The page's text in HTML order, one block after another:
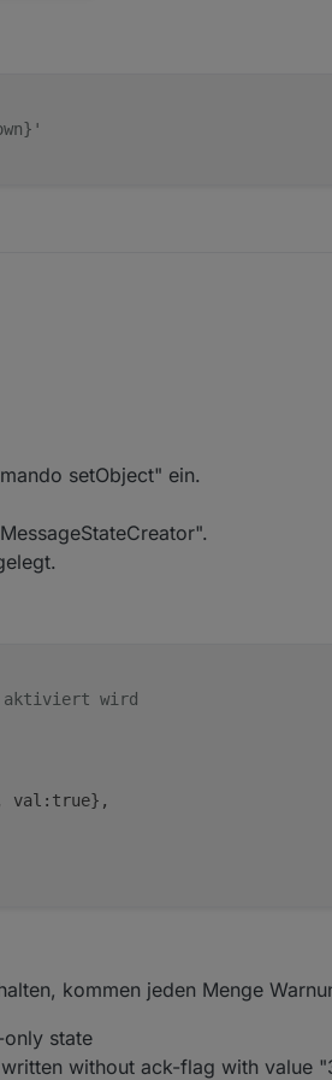
setObject" ein.
aktiviert wird
val:true},
kommen jeden Menge
state
without ack-flag with value